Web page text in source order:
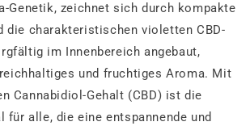
Genetik, zeichnet sich durch kompakte
die charakteristischen violetten CBD-
im Innenbereich angebaut,
und fruchtiges Aroma. Mit
Cannabidiol-Gehalt (CBD) ist die
für alle, die eine entspannende und